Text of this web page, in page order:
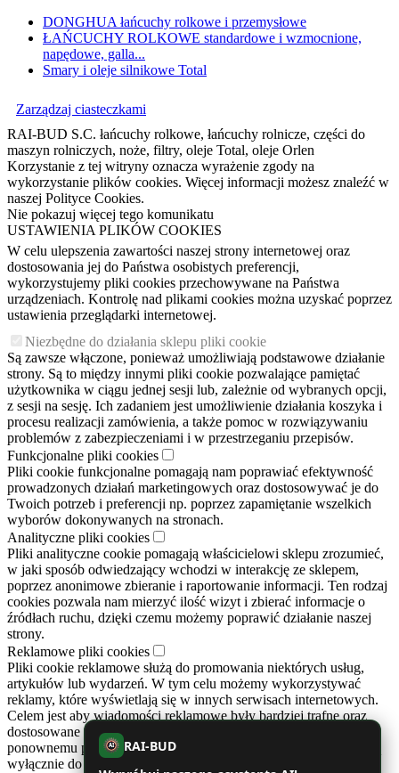
DONGHUA łańcuchy rolkowe i przemysłowe
ŁAŃCUCHY ROLKOWE standardowe i wzmocnione,
napędowe, galla...
Smary i oleje silnikowe Total
Zarządzaj ciasteczkami
RAI-BUD S.C. łańcuchy rolkowe, łańcuchy rolnicze, części do
maszyn rolniczych, noże, filtry, oleje Total, oleje Orlen
Korzystanie z tej witryny oznacza wyrażenie zgody na
wykorzystanie plików cookies. Więcej informacji możesz znaleźć w
naszej Polityce Cookies.
Nie pokazuj więcej tego komunikatu
USTAWIENIA PLIKÓW COOKIES
W celu ulepszenia zawartości naszej strony internetowej oraz
dostosowania jej do Państwa osobistych preferencji,
wykorzystujemy pliki cookies przechowywane na Państwa
urządzeniach. Kontrolę nad plikami cookies można uzyskać poprzez
ustawienia przeglądarki internetowej.
Niezbędne do działania sklepu pliki cookie
Są zawsze włączone, ponieważ umożliwiają podstawowe działanie
strony. Są to między innymi pliki cookie pozwalające pamiętać
użytkownika w ciągu jednej sesji lub, zależnie od wybranych opcji,
z sesji na sesję. Ich zadaniem jest umożliwienie działania koszyka i
procesu realizacji zamówienia, a także pomoc w rozwiązywaniu
problemów z zabezpieczeniami i w przestrzeganiu przepisów.
Funkcjonalne pliki cookies
Pliki cookie funkcjonalne pomagają nam poprawiać efektywność
prowadzonych działań marketingowych oraz dostosowywać je do
Twoich potrzeb i preferencji np. poprzez zapamiętanie wszelkich
wyborów dokonywanych na stronach.
Analityczne pliki cookies
Pliki analityczne cookie pomagają właścicielowi sklepu zrozumieć,
w jaki sposób odwiedzający wchodzi w interakcję ze sklepem,
poprzez anonimowe zbieranie i raportowanie informacji. Ten rodzaj
cookies pozwala nam mierzyć ilość wizyt i zbierać informacje o
źródłach ruchu, dzięki czemu możemy poprawić działanie naszej
strony.
Reklamowe pliki cookies
Pliki cookie reklamowe służą do promowania niektórych usług,
artykułów lub wydarzeń. W tym celu możemy wykorzystywać
reklamy, które wyświetlają się w innych serwisach internetowych.
Celem jest aby wiadomości reklamowe były bardziej trafne oraz
dostosowane do Twoich preferencji. Cookies zapobiegają też
ponownemu pojawianiu się tych samych reklam. Reklamy te służą
wyłącznie do informowania o prowadzonych działaniach naszego
AI
RAI-BUD